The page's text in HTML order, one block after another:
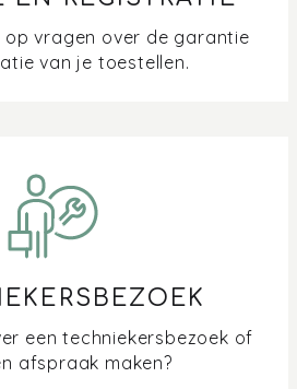
vragen over de garantie
van je toestellen.
een techniekersbezoek of
afspraak maken?